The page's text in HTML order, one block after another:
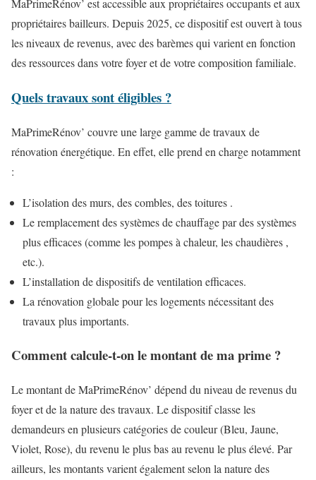
MaPrimeRénov’ est accessible aux propriétaires occupants et aux
propriétaires bailleurs. Depuis 2025, ce dispositif est ouvert à tous
les niveaux de revenus, avec des barèmes qui varient en fonction
des ressources dans votre foyer et de votre composition familiale.
Quels travaux sont éligibles ?
MaPrimeRénov’ couvre une large gamme de travaux de
rénovation énergétique. En effet, elle prend en charge notamment
:
L’isolation des murs, des combles, des toitures .
Le remplacement des systèmes de chauffage par des systèmes
plus efficaces (comme les pompes à chaleur, les chaudières ,
etc.).
L’installation de dispositifs de ventilation efficaces.
La rénovation globale pour les logements nécessitant des
travaux plus importants.
Comment calcule-t-on le montant de ma prime ?
Le montant de MaPrimeRénov’ dépend du niveau de revenus du
foyer et de la nature des travaux. Le dispositif classe les
demandeurs en plusieurs catégories de couleur (Bleu, Jaune,
Violet, Rose), du revenu le plus bas au revenu le plus élevé. Par
ailleurs, les montants varient également selon la nature des